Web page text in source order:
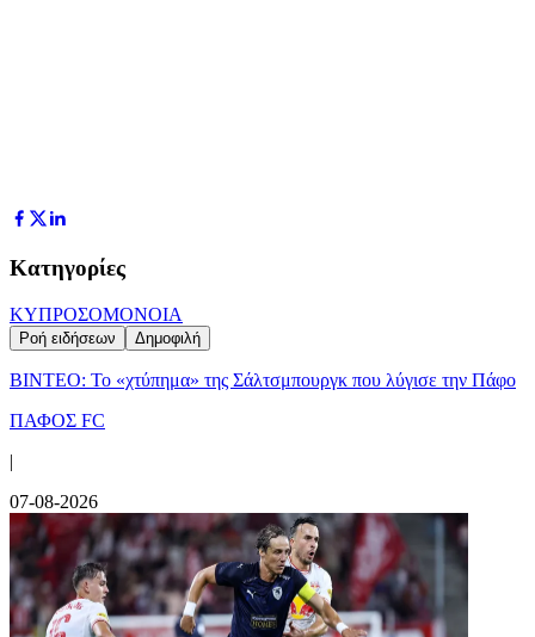
Κατηγορίες
ΚΥΠΡΟΣΟΜΟΝΟΙΑ
Ροή ειδήσεων Δημοφιλή
ΒΙΝΤΕΟ: Το «χτύπημα» της Σάλτσμπουργκ που λύγισε την Πάφο
ΠΑΦΟΣ FC
|
07-08-2026